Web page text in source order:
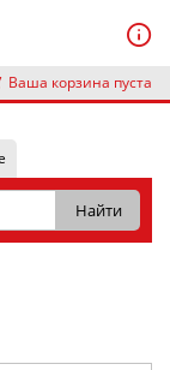
Ваша корзина пуста